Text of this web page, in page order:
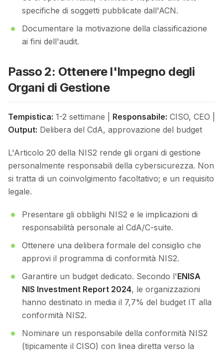
specifiche di soggetti pubblicate dall'ACN.
Documentare la motivazione della classificazione
ai fini dell'audit.
Passo 2: Ottenere l'Impegno degli
Organi di Gestione
Tempistica: 1-2 settimane | Responsabile: CISO, CEO |
Output: Delibera del CdA, approvazione del budget
L'Articolo 20 della NIS2 rende gli organi di gestione
personalmente responsabili della cybersicurezza. Non
si tratta di un coinvolgimento facoltativo; e un requisito
legale.
Presentare gli obblighi NIS2 e le implicazioni di
responsabilità personale al CdA/C-suite.
Ottenere una delibera formale del consiglio che
approvi il programma di conformità NIS2.
Garantire un budget dedicato. Secondo l'ENISA
NIS Investment Report 2024, le organizzazioni
hanno destinato in media il 7,7% del budget IT alla
conformità NIS2.
Nominare un responsabile della conformità NIS2
(tipicamente il CISO) con linea diretta verso la